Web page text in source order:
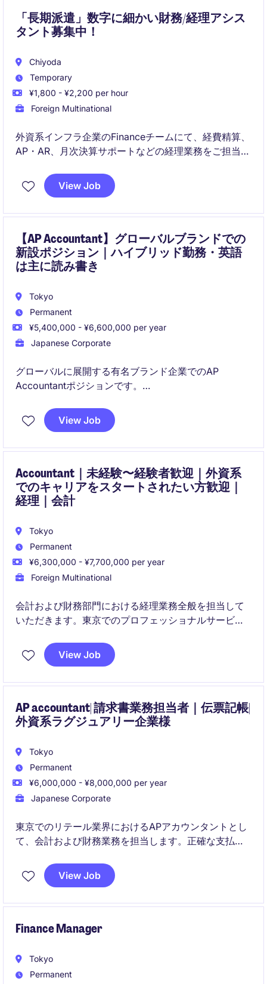
「長期派遣」数字に細かい財務/経理アシス
タント募集中！
Chiyoda
Temporary
¥1,800 - ¥2,200 per hour
Foreign Multinational
外資系インフラ企業のFinanceチームにて、経費精算、
AP・AR、月次決算サポートなどの経理業務をご担当い
で専門性を高めたい方に適したポジションです。
View Job
【AP Accountant】グローバルブランドでの
新設ポジション｜ハイブリッド勤務・英語
は主に読み書き
Tokyo
Permanent
¥5,400,000 - ¥6,600,000 per year
Japanese Corporate
グローバルに展開する有名ブランド企業でのAP
Accountantポジションです。
東京に拠点を置く小売業の企業で、経理および買掛金
管理業務を担当していただきます。
通じ、財務部門の運営を支援します。
View Job
Accountant｜未経験〜経験者歓迎｜外資系
でのキャリアをスタートされたい方歓迎｜
経理｜会計
Tokyo
Permanent
¥6,300,000 - ¥7,700,000 per year
Foreign Multinational
会計および財務部門における経理業務全般を担当して
いただきます。東京でのプロフェッショナルサービス
View Job
AP accountant| 請求書業務担当者｜伝票記帳|
外資系ラグジュアリー企業様
Tokyo
Permanent
¥6,000,000 - ¥8,000,000 per year
Japanese Corporate
東京でのリテール業界におけるAPアカウンタントとし
て、会計および財務業務を担当します。正確な支払い
援するポジションです。
View Job
Finance Manager
Tokyo
Permanent